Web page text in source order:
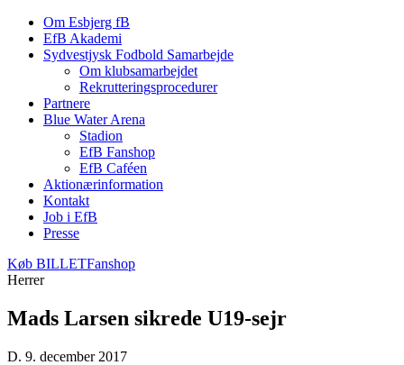
Om Esbjerg fB
EfB Akademi
Sydvestjysk Fodbold Samarbejde
Om klubsamarbejdet
Rekrutteringsprocedurer
Partnere
Blue Water Arena
Stadion
EfB Fanshop
EfB Caféen
Aktionærinformation
Kontakt
Job i EfB
Presse
Køb BILLETFanshop
Herrer
Mads Larsen sikrede U19-sejr
D. 9. december 2017